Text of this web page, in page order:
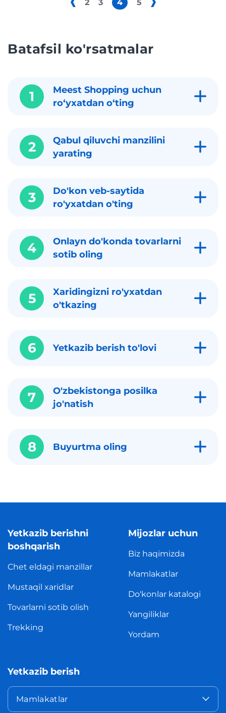
2 3 4 5
Batafsil ko'rsatmalar
1
Meest Shopping uchun
roʻyxatdan oʻting
2
Qabul qiluvchi manzilini
yarating
3
Do'kon veb-saytida
ro'yxatdan o'ting
4
Onlayn do'konda tovarlarni
sotib oling
5
Xaridingizni ro'yxatdan
o'tkazing
6 Yetkazib berish to'lovi
7
O'zbekistonga posilka
jo'natish
8 Buyurtma oling
Yetkazib berishni
boshqarish
Chet eldagi manzillar
Mustaqil xaridlar
Tovarlarni sotib olish
Trekking
Mijozlar uchun
Biz haqimizda
Mamlakatlar
Do'konlar katalogi
Yangiliklar
Yordam
Yetkazib berish
Mamlakatlar